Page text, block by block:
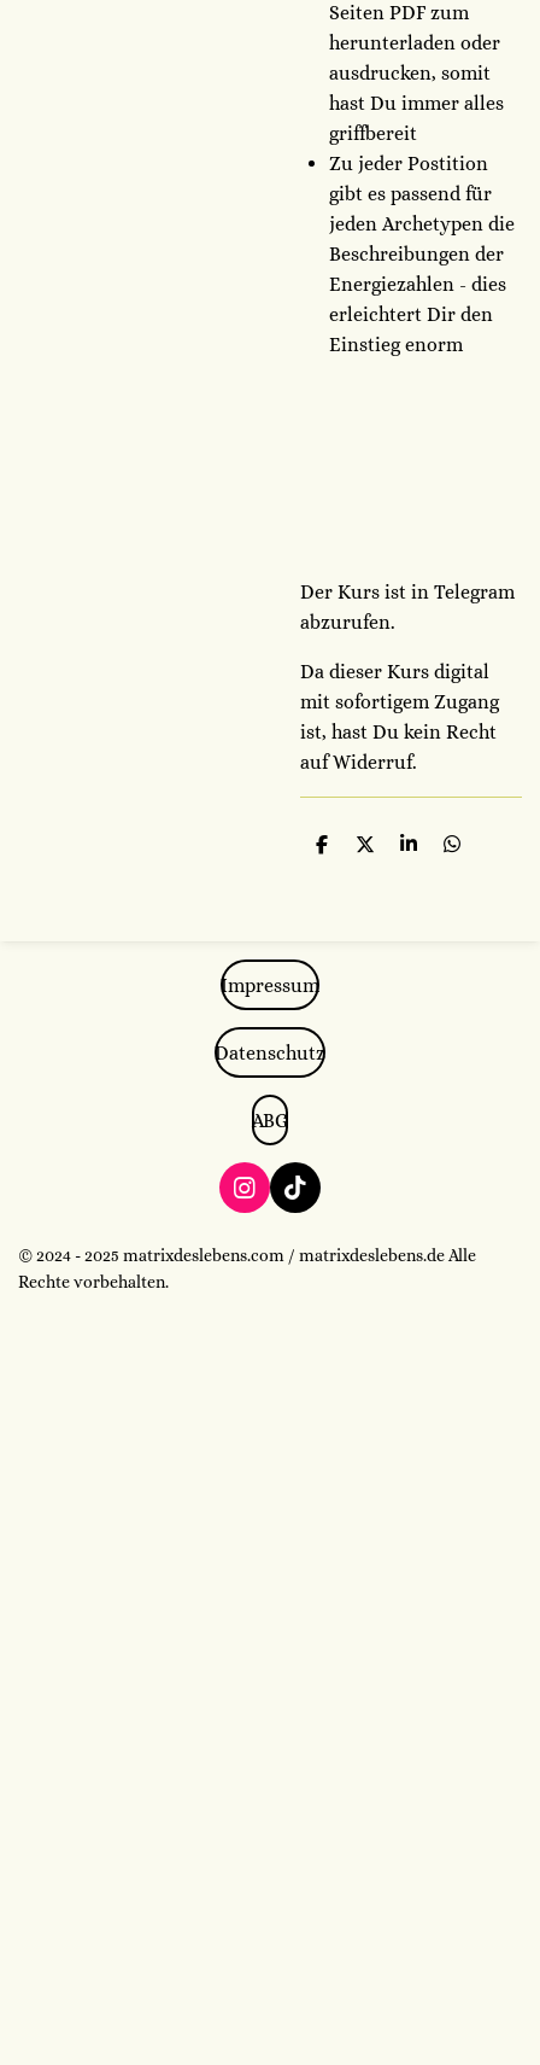
Seiten PDF zum
herunterladen oder
ausdrucken, somit
hast Du immer alles
griffbereit
Zu jeder Postition
gibt es passend für
jeden Archetypen die
Beschreibungen der
Energiezahlen - dies
erleichtert Dir den
Einstieg enorm
Der Kurs ist in Telegram
abzurufen.
Da dieser Kurs digital
mit sofortigem Zugang
ist, hast Du kein Recht
auf Widerruf.
T
T
T
T
Impressum
Datenschutz
ABG
I
n
t
T
i
T
© 2024 - 2025 matrixdeslebens.com / matrixdeslebens.de Alle
Rechte vorbehalten.